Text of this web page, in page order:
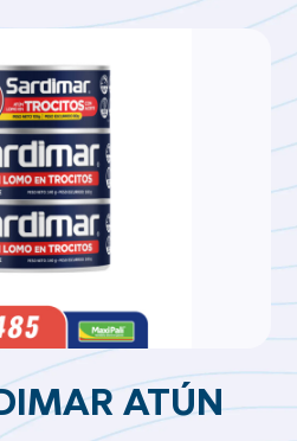
ATÚN